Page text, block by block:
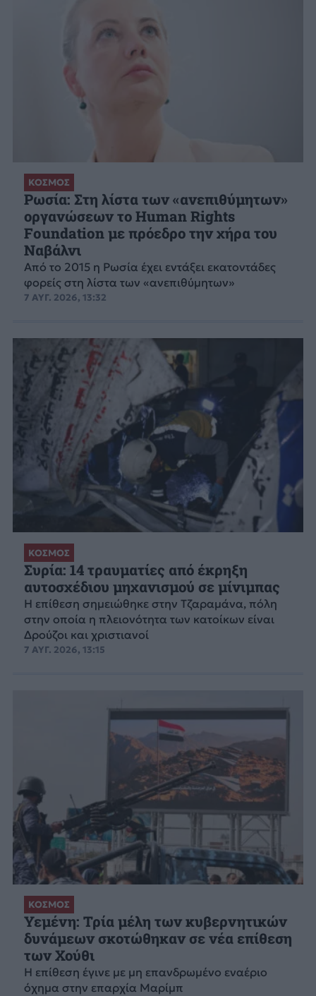
ΚΟΣΜΟΣ
Ρωσία: Στη λίστα των «ανεπιθύμητων»
οργανώσεων το Human Rights
Foundation με πρόεδρο την χήρα του
Ναβάλνι
Από το 2015 η Ρωσία έχει εντάξει εκατοντάδες
φορείς στη λίστα των «ανεπιθύμητων»
7 ΑΥΓ. 2026, 13:32
ΚΟΣΜΟΣ
Συρία: 14 τραυματίες από έκρηξη
αυτοσχέδιου μηχανισμού σε μίνιμπας
Η επίθεση σημειώθηκε στην Τζαραμάνα, πόλη
στην οποία η πλειονότητα των κατοίκων είναι
Δρούζοι και χριστιανοί
7 ΑΥΓ. 2026, 13:15
ΚΟΣΜΟΣ
Υεμένη: Τρία μέλη των κυβερνητικών
δυνάμεων σκοτώθηκαν σε νέα επίθεση
των Χούθι
Η επίθεση έγινε με μη επανδρωμένο εναέριο
όχημα στην επαρχία Μαρίμπ